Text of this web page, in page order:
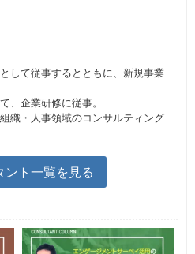
して従事するとともに、新規事業
、企業研修に従事。
織・人事領域のコンサルティング
ント一覧を見る